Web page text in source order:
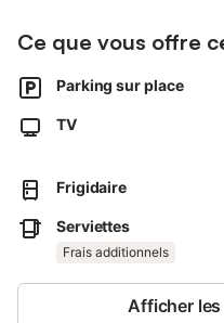
privé où vous pourrez vous
Les animaux domestiques
Le Wi-Fi et la climatisation
Le logement est situé au
Ce que vous offre
Parking sur place
TV
Frigidaire
Serviettes
Frais additionnels
Afficher